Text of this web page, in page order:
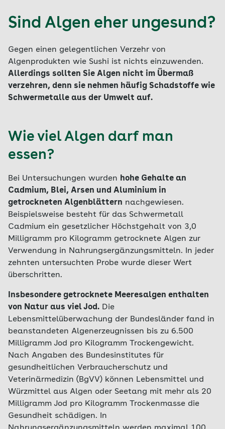
Sind Algen eher ungesund?
Gegen einen gelegentlichen Verzehr von
Algenprodukten wie Sushi ist nichts einzuwenden.
Allerdings sollten Sie Algen nicht im Übermaß
verzehren, denn sie nehmen häufig Schadstoffe wie
Schwermetalle aus der Umwelt auf.
Wie viel Algen darf man
essen?
Bei Untersuchungen wurden hohe Gehalte an
Cadmium, Blei, Arsen und Aluminium in
getrockneten Algenblättern nachgewiesen.
Beispielsweise besteht für das Schwermetall
Cadmium ein gesetzlicher Höchstgehalt von 3,0
Milligramm pro Kilogramm getrocknete Algen zur
Verwendung in Nahrungsergänzungsmitteln. In jeder
zehnten untersuchten Probe wurde dieser Wert
überschritten.
Insbesondere getrocknete Meeresalgen enthalten
von Natur aus viel Jod. Die
Lebensmittelüberwachung der Bundesländer fand in
beanstandeten Algenerzeugnissen bis zu 6.500
Milligramm Jod pro Kilogramm Trockengewicht.
Nach Angaben des Bundesinstitutes für
gesundheitlichen Verbraucherschutz und
Veterinärmedizin (BgVV) können Lebensmittel und
Würzmittel aus Algen oder Seetang mit mehr als 20
Milligramm Jod pro Kilogramm Trockenmasse die
Gesundheit schädigen. In